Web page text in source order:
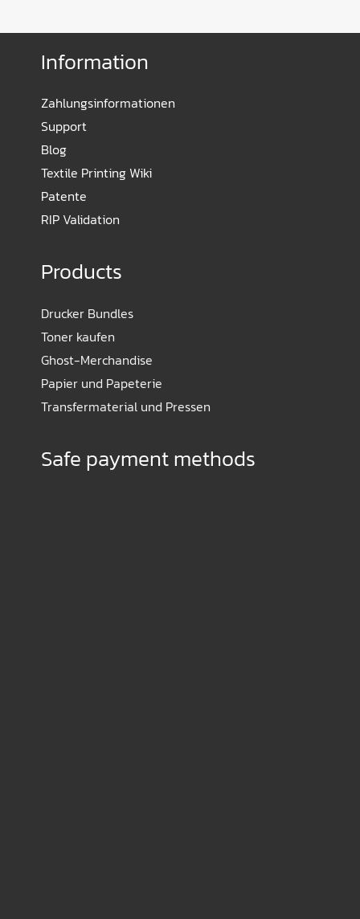
Information
Zahlungsinformationen
Support
Blog
Textile Printing Wiki
Patente
RIP Validation
Products
Drucker Bundles
Toner kaufen
Ghost-Merchandise
Papier und Papeterie
Transfermaterial und Pressen
Safe payment methods